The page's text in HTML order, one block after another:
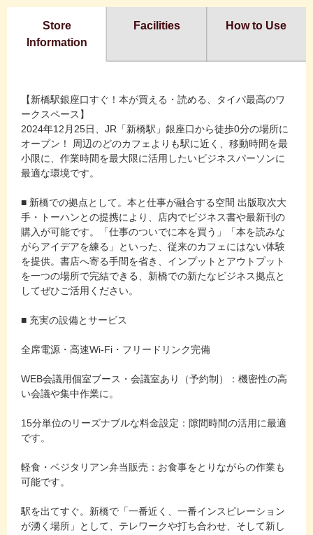
Store
Information
Facilities How to Use
【新橋駅銀座口すぐ！本が買える・読める、タイパ最高のワ
ークスペース】
2024年12月25日、JR「新橋駅」銀座口から徒歩0分の場所に
オープン！ 周辺のどのカフェよりも駅に近く、移動時間を最
小限に、作業時間を最大限に活用したいビジネスパーソンに
最適な環境です。
■ 新橋での拠点として。本と仕事が融合する空間 出版取次大
手・トーハンとの提携により、店内でビジネス書や最新刊の
購入が可能です。「仕事のついでに本を買う」「本を読みな
がらアイデアを練る」といった、従来のカフェにはない体験
を提供。書店へ寄る手間を省き、インプットとアウトプット
を一つの場所で完結できる、新橋での新たなビジネス拠点と
してぜひご活用ください。
■ 充実の設備とサービス
全席電源・高速Wi-Fi・フリードリンク完備
WEB会議用個室ブース・会議室あり（予約制）：機密性の高
い会議や集中作業に。
15分単位のリーズナブルな料金設定：隙間時間の活用に最適
です。
軽食・ベジタリアン弁当販売：お食事をとりながらの作業も
可能です。
駅を出てすぐ。新橋で「一番近く、一番インスピレーション
が湧く場所」として、テレワークや打ち合わせ、そして新し